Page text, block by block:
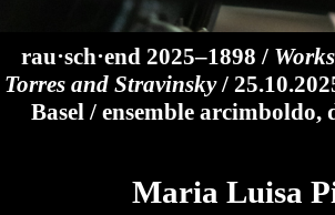
rau·sch·end 2025–1898 /
Torres and Stravinsky/
Basel / ensemble
Maria Luisa